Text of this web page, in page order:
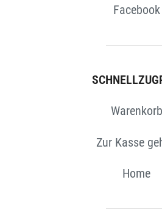
Facebook
Warenkorb
Zur Kasse
Home